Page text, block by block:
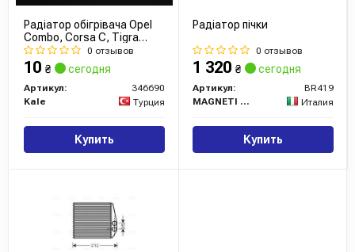
Радіатор обігрівача Opel
Combo, Corsa C, Tigra
(346690) KALE OTO
RADYATOR
0 отзывов
10 ₴ сегодня
Артикул:
346690
Kale
Турция
Купить
Радіатор пічки
0 отзывов
1 320 ₴ сегодня
Артикул:
BR419
MAGNETI MARELLI
Италия
Купить